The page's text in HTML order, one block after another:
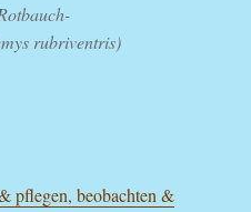
rubriventris)
pflegen, beobachten &